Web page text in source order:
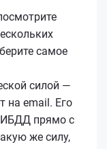
самое
силой —
на email. Его
прямо с
же силу,